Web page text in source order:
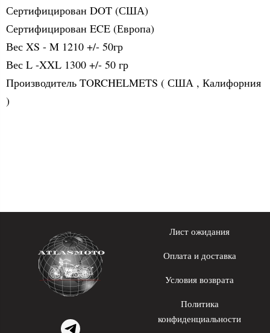
Сертифицирован DOT (США)
Сертифицирован ECE (Европа)
Вес XS - M 1210 +/- 50гр
Вес L -XXL 1300 +/- 50 гр
Производитель TORCHELMETS ( США , Калифорния
)
Лист ожидания
Оплата и доставка
Условия возврата
Политика
конфиденциальности